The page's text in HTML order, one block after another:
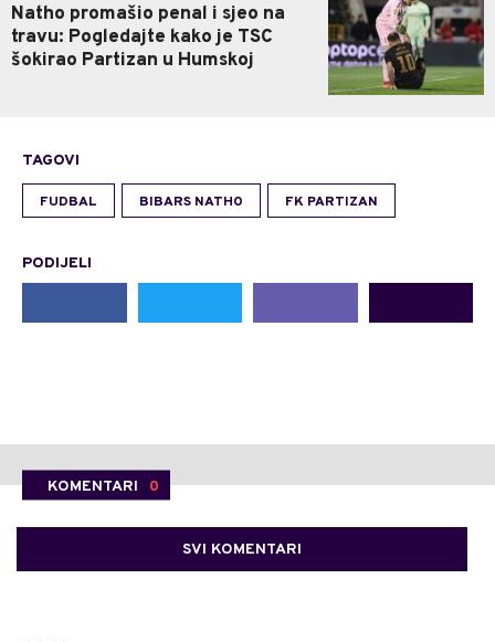
Natho promašio penal i sjeo na
travu: Pogledajte kako je TSC
šokirao Partizan u Humskoj
TAGOVI
FUDBAL BIBARS NATHO FK PARTIZAN
PODIJELI
KOMENTARI 0
SVI KOMENTARI